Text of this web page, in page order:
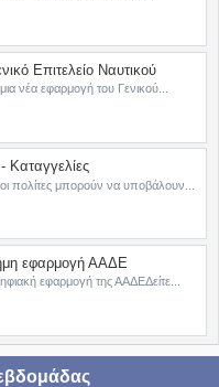
Επιτελείο Ναυτικού
νέα εφαρμογή του Γενικού...
Καταγγελίες
πολίτες μπορούν να υποβάλουν...
εφαρμογή ΑΑΔΕ
εφαρμογή της ΑΑΔΕΔείτε...